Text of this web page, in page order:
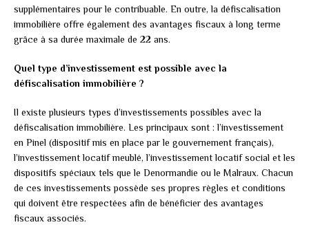
supplémentaires pour le contribuable. En outre, la défiscalisation
immobilière offre également des avantages fiscaux à long terme
grâce à sa durée maximale de 22 ans.
Quel type d’investissement est possible avec la
défiscalisation immobilière ?
Il existe plusieurs types d’investissements possibles avec la
défiscalisation immobilière. Les principaux sont : l’investissement
en Pinel (dispositif mis en place par le gouvernement français),
l’investissement locatif meublé, l’investissement locatif social et les
dispositifs spéciaux tels que le Denormandie ou le Malraux. Chacun
de ces investissements possède ses propres règles et conditions
qui doivent être respectées afin de bénéficier des avantages
fiscaux associés.